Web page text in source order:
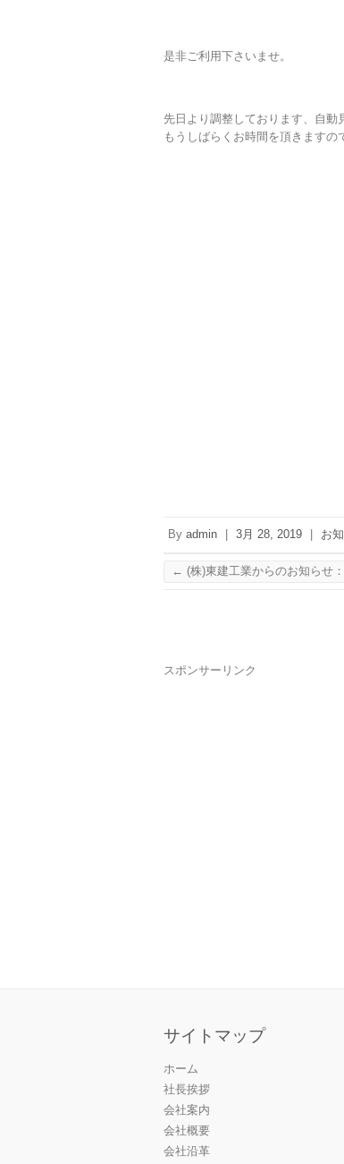
是非ご利用下さいませ。
先日より調整しております、自動
もうしばらくお時間を頂きますの
By admin 3月 28, 2019 お
← (株)東建工業からのお知らせ
スポンサーリンク
サイトマップ
ホーム
社長挨拶
会社案内
会社概要
会社沿革